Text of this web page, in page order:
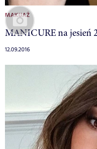
MAKIJAŻ
MANICURE na jesień
12.09.2016